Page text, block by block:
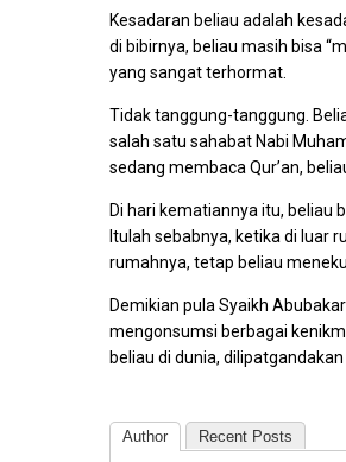
Kesadaran beliau adalah
di bibirnya, beliau masih bisa
yang sangat terhormat.
Tidak tanggung-tanggung.
salah satu sahabat Nabi
sedang membaca Qur’an,
Di hari kematiannya itu, beliau
Itulah sebabnya, ketika di luar
rumahnya, tetap beliau
Demikian pula Syaikh
mengonsumsi berbagai
beliau di dunia,
Author Recent Posts